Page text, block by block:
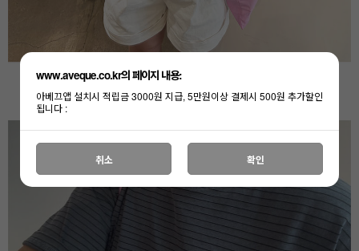
www.aveque.co.kr의 페이지 내용:
아베끄앱 설치시 적립금 3000원 지급, 5만원이상 결제시 500원 추가할인
됩니다 :
취소 확인